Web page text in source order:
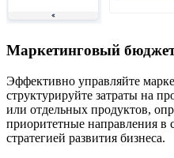
Маркетинговый
Эффективно управляйте
структурируйте затраты на
или отдельных продуктов,
приоритетные направления в
стратегией развития бизнеса.